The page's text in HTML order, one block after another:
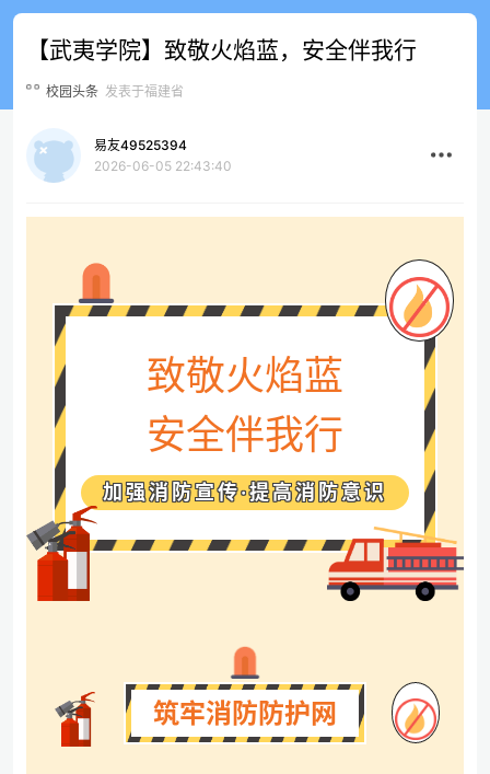
【武夷学院】致敬火焰蓝，安全伴我行
校园头条 发表于福建省
易友49525394
2026-06-05 22:43:40
致敬火焰蓝
安全伴我行
加强消防宣传·提高消防意识
筑牢消防防护网